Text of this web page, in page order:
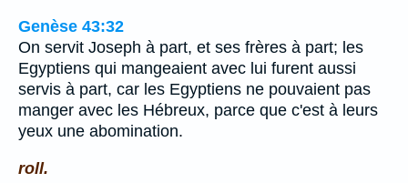
Genèse 43:32
On servit Joseph à part, et ses frères à part; les
Egyptiens qui mangeaient avec lui furent aussi
servis à part, car les Egyptiens ne pouvaient pas
manger avec les Hébreux, parce que c'est à leurs
yeux une abomination.
roll.